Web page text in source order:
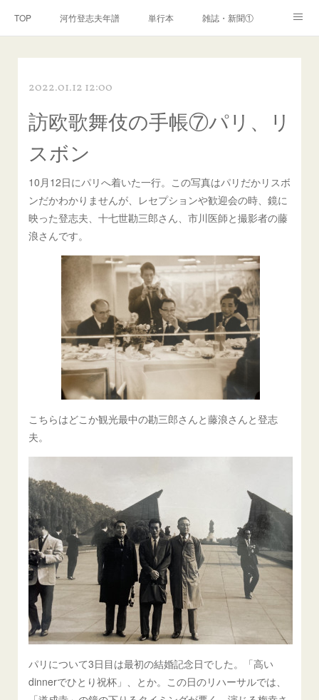
TOP 河竹登志夫年譜 単行本 雑誌・新聞①
河竹繁俊 年譜 河竹黙阿弥 年譜
2022.01.12 12:00
訪欧歌舞伎の手帳⑦パリ、リ
スボン
10月12日にパリへ着いた一行。この写真はパリだかリスボ
ンだかわかりませんが、レセプションや歓迎会の時、鏡に
映った登志夫、十七世勘三郎さん、市川医師と撮影者の藤
浪さんです。
こちらはどこか観光最中の勘三郎さんと藤浪さんと登志
夫。
パリについて3日目は最初の結婚記念日でした。「高い
dinnerでひとり祝杯」、とか。この日のリハーサルでは、